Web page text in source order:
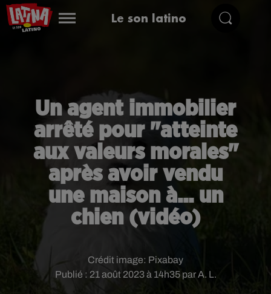
Le son latino
Un agent immobilier
arrêté pour "atteinte
aux valeurs morales"
après avoir vendu
une maison à... un
chien (vidéo)
Publié : 21 août 2023 à 14h35 par A. L.
Crédit image: Pixabay